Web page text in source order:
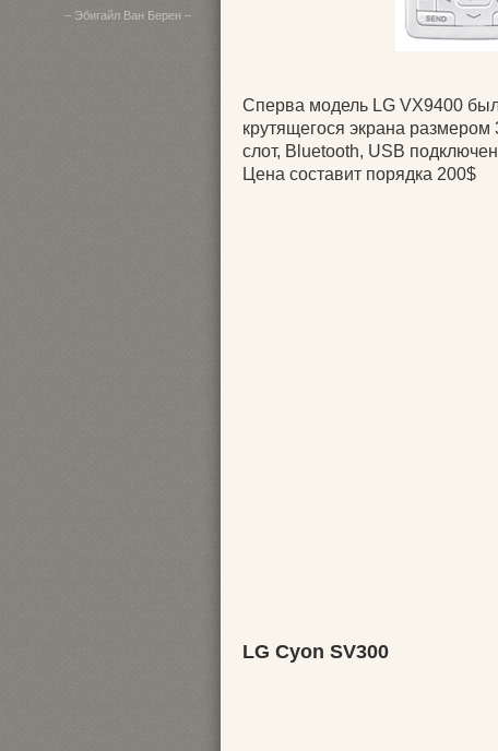
– Эбигайл Ван Берен –
Сперва модель LG VX9400
крутящегося экрана
слот, Bluetooth, USB
Цена составит порядка 200$
LG Cyon SV300